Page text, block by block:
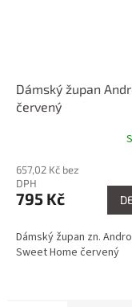
Dámský župan
červený
657,02 Kč bez
DPH
795 Kč
Dámský župan zn.
Sweet Home červený